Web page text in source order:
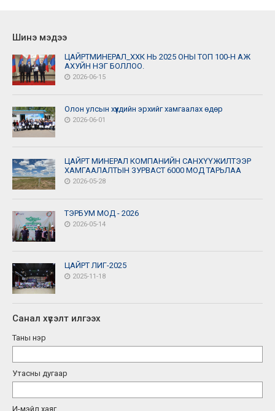
Шинэ мэдээ
ЦАЙРТМИНЕРАЛ_ХХК НЬ 2025 ОНЫ ТОП 100-Н АЖ
АХУЙН НЭГ БОЛЛОО.
2026-06-15
Олон улсын хүүхдийн эрхийг хамгаалах өдөр
2026-06-01
ЦАЙРТ МИНЕРАЛ КОМПАНИЙН САНХҮҮЖИЛТЭЭР
ХАМГААЛАЛТЫН ЗУРВАСТ 6000 МОД ТАРЬЛАА
2026-05-28
ТЭРБУМ МОД - 2026
2026-05-14
ЦАЙРТ ЛИГ-2025
2025-11-18
Санал хүсэлт илгээх
Таны нэр
Утасны дугаар
И-мэйл хаяг